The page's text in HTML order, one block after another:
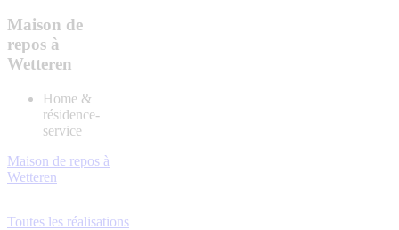
Maison de
repos à
Wetteren
Home &
résidence-
service
Maison de repos à
Wetteren
Toutes les réalisations